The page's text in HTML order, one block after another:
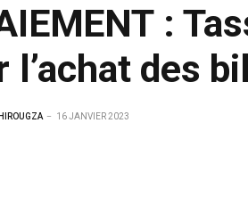
:
l’achat des
16 JANVIER 2023